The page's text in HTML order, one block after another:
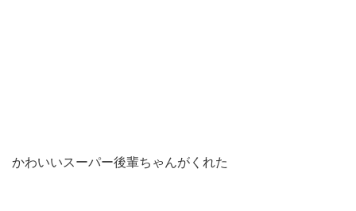
かわいいスーパー後輩ちゃんがくれた